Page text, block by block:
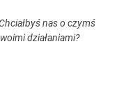
nas o czymś
działaniami?